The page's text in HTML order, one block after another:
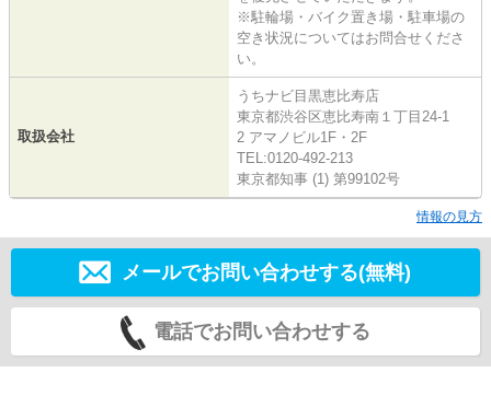
※駐輪場・バイク置き場・駐車場の
空き状況についてはお問合せくださ
い。
取扱会社
うちナビ目黒恵比寿店
東京都渋谷区恵比寿南１丁目24-1
2 アマノビル1F・2F
TEL:0120-492-213
東京都知事 (1) 第99102号
情報の見方
メールでお問い合わせする(無料)
電話でお問い合わせする